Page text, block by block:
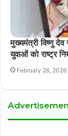
मुख्यमंत्री विष्णु
युवाओं को राष्ट्र
February 26, 2026